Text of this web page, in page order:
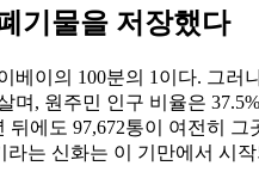
기물을 저장했다
이의 100분의 1이다. 그러
, 원주민 인구 비율은
에도 97,672통이 여전히 그
는 신화는 이 기만에서 시